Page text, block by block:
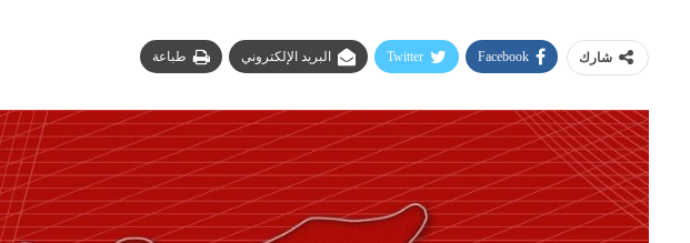
شارك Facebook
Twitter البريد الإلكتروني طباعة